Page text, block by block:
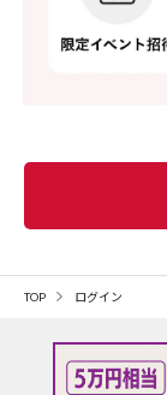
TOP ログイン